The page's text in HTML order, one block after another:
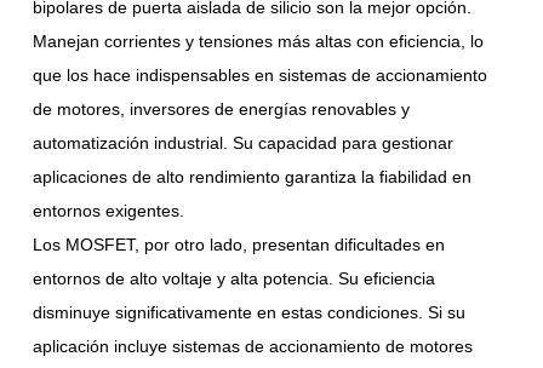
bipolares de puerta aislada de silicio son la mejor opción.
Manejan corrientes y tensiones más altas con eficiencia, lo
que los hace indispensables en sistemas de accionamiento
de motores, inversores de energías renovables y
automatización industrial. Su capacidad para gestionar
aplicaciones de alto rendimiento garantiza la fiabilidad en
entornos exigentes.
Los MOSFET, por otro lado, presentan dificultades en
entornos de alto voltaje y alta potencia. Su eficiencia
disminuye significativamente en estas condiciones. Si su
aplicación incluye sistemas de accionamiento de motores